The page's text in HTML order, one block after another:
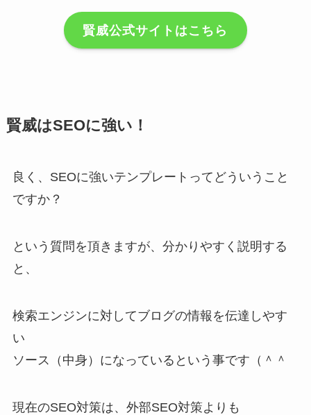
賢威公式サイトはこちら
賢威はSEOに強い！
良く、SEOに強いテンプレートってどういうこと
ですか？
という質問を頂きますが、分かりやすく説明する
と、
検索エンジンに対してブログの情報を伝達しやす
い
ソース（中身）になっているという事です（＾＾
現在のSEO対策は、外部SEO対策よりも